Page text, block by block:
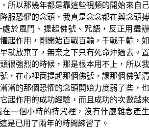
所以那幾年都是靠這些視頻的開始來自己
服恐懼的念頭，我真是念念都在與念頭搏
於風門、提起佛號、咒語，反正用盡辦
起作用，剛開始百戰百輸，千戰千輸，如
就放棄了，無奈之下只有死命沖過去。置
很強烈的時候，那是根本用不上，所以我
，在心裡面提起那個佛號，讓那個佛號清
漸的那個恐懼的念頭開始力度弱了些，也
起作用的成功經驗，而且成功的次數越來
一個小時的持咒裡，沒有什麼雜念產生
是已用了兩年的時間練習了。